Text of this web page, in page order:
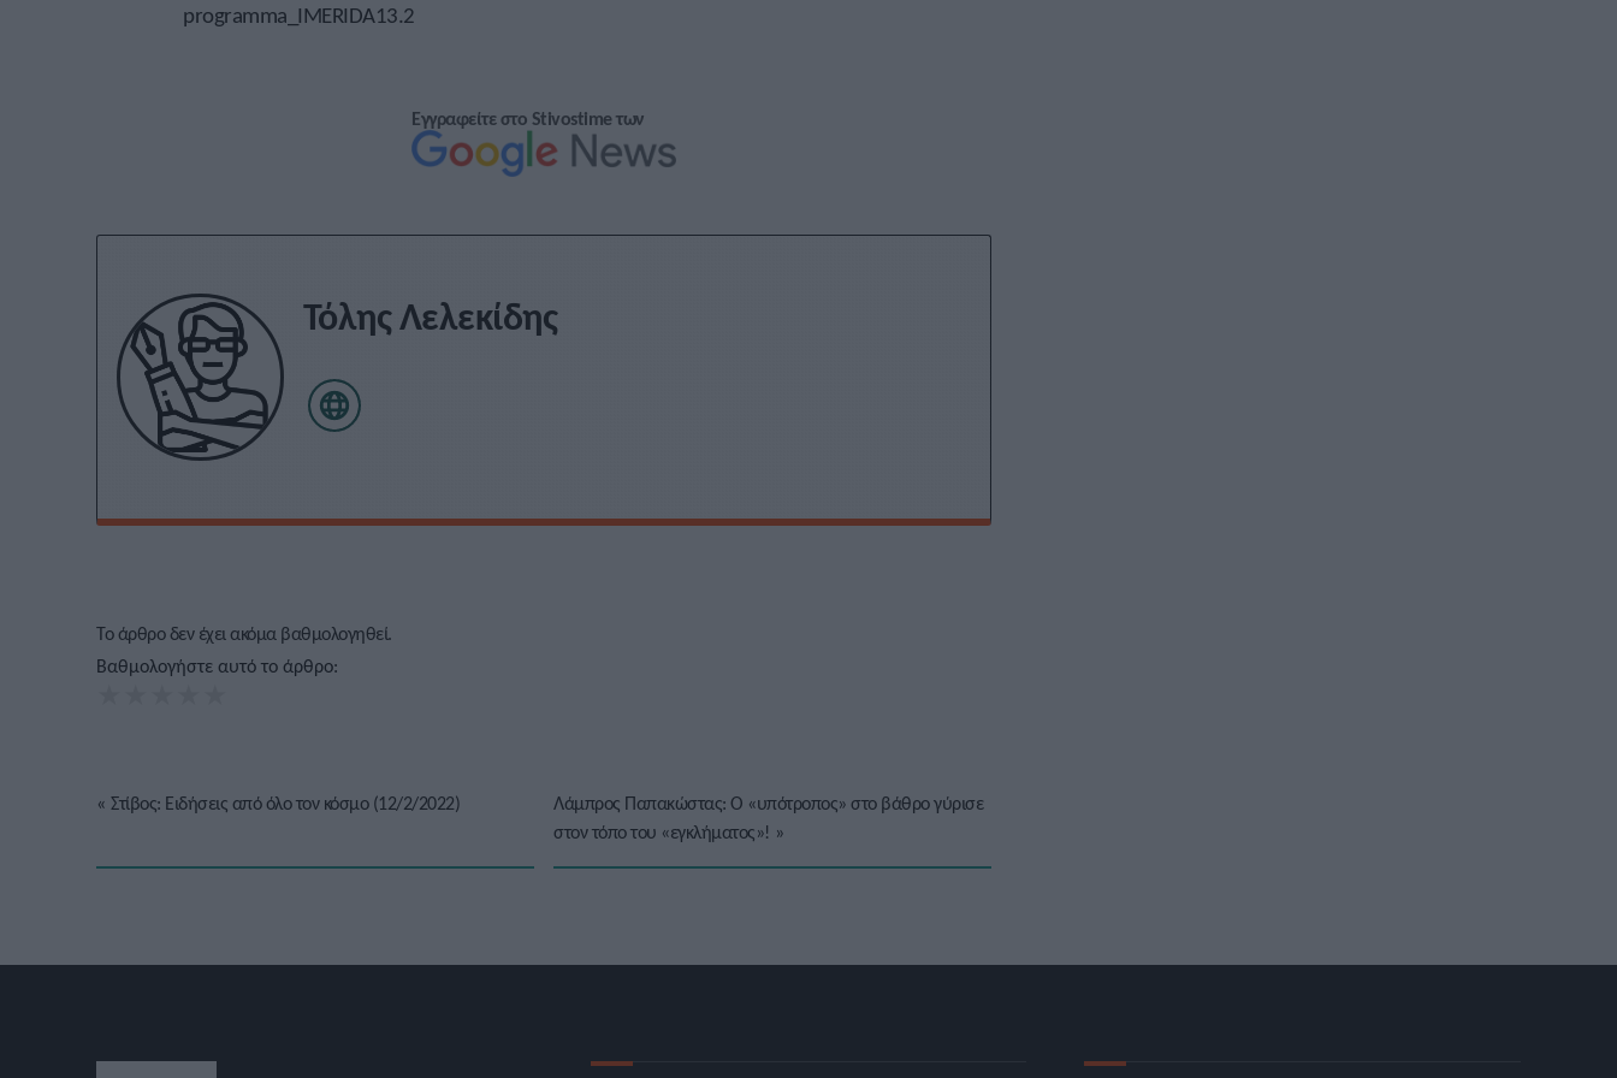
programma_IMERIDA13.2
Εγγραφείτε στο Stivostime των
Τόλης Λελεκίδης
Το άρθρο δεν έχει ακόμα βαθμολογηθεί.
Βαθμολογήστε αυτό το άρθρο:
« Στίβος: Ειδήσεις από όλο τον κόσμο (12/2/2022)
Λάμπρος Παπακώστας: Ο «υπότροπος» στο βάθρο γύρισε
στον τόπο του «εγκλήματος»! »